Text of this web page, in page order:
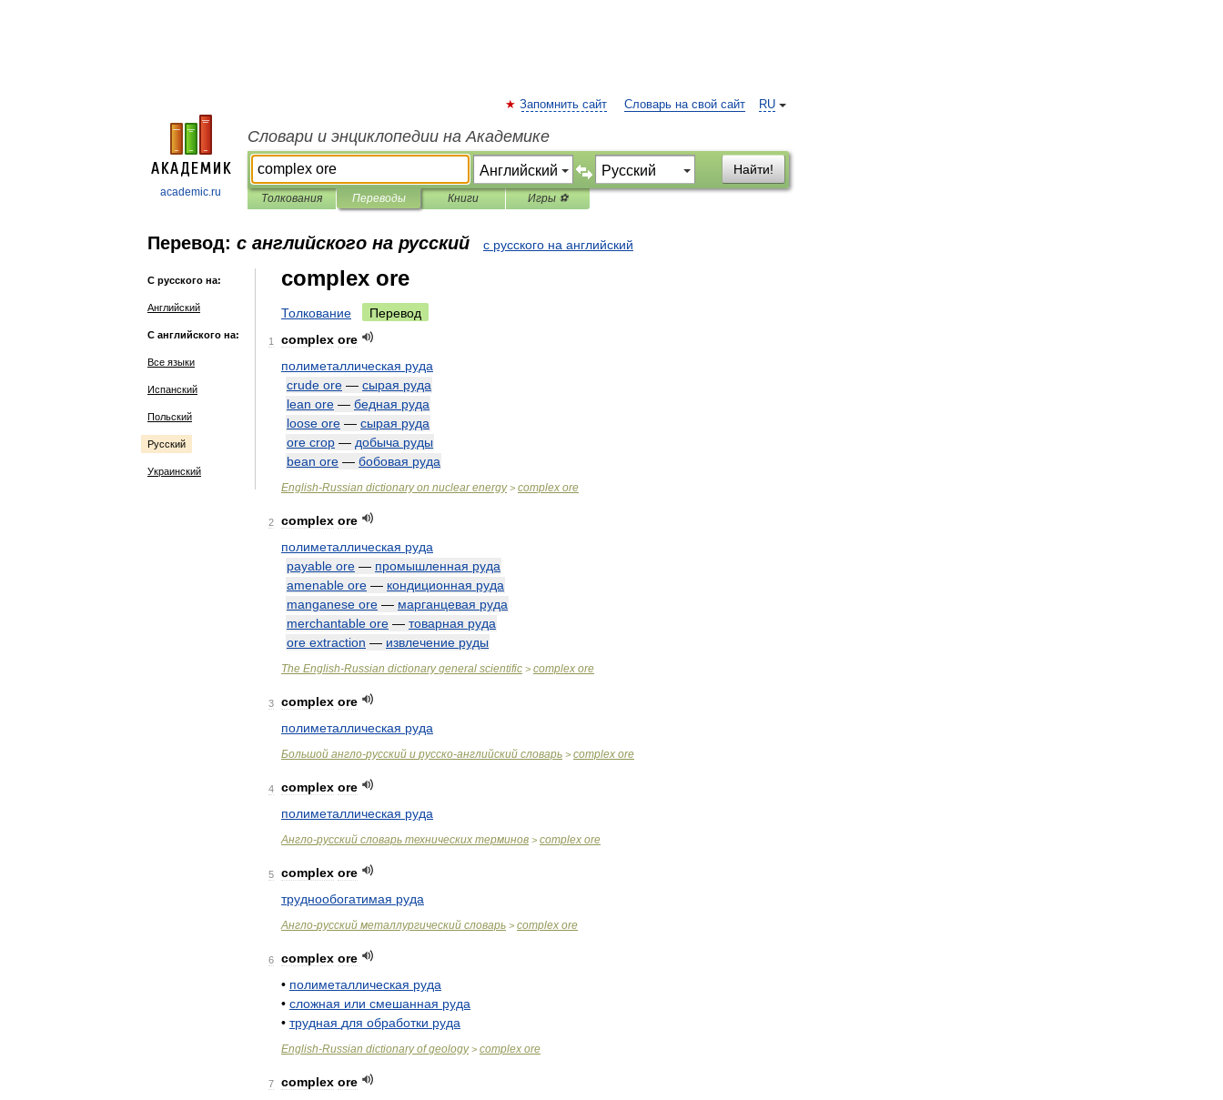
academic.ru
RU
Запомнить сайт Словарь на свой сайт
Словари и энциклопедии на Академике
Найти!
Толкования Переводы Книги Игры ⚽
Перевод: с английского на русский с русского на английский
С русского на:
Английский
С английского на:
Все языки
Испанский
Польский
Русский
Украинский
complex ore
Толкование Перевод
1 complex ore
полиметаллическая руда
crude ore — сырая руда
lean ore — бедная руда
loose ore — сырая руда
ore crop — добыча руды
bean ore — бобовая руда
English-Russian dictionary on nuclear energy> complex ore
2 complex ore
полиметаллическая руда
payable ore — промышленная руда
amenable ore — кондиционная руда
manganese ore — марганцевая руда
merchantable ore — товарная руда
ore extraction — извлечение руды
The English-Russian dictionary general scientific > complex ore
3 complex ore
полиметаллическая руда
Большой англо-русский и русско-английский словарь > complex ore
4 complex ore
полиметаллическая руда
Англо-русский словарь технических терминов > complex ore
5 complex ore
труднообогатимая руда
Англо-русский металлургический словарь > complex ore
6 complex ore
• полиметаллическая руда
• сложная или смешанная руда
• трудная для обработки руда
English-Russian dictionary of geology> complex ore
7 complex ore